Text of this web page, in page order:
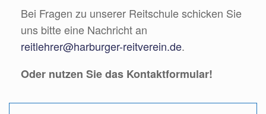
Bei Fragen zu unserer Reitschule schicken Sie
uns bitte eine Nachricht an
reitlehrer@harburger-reitverein.de.
Oder nutzen Sie das Kontaktformular!